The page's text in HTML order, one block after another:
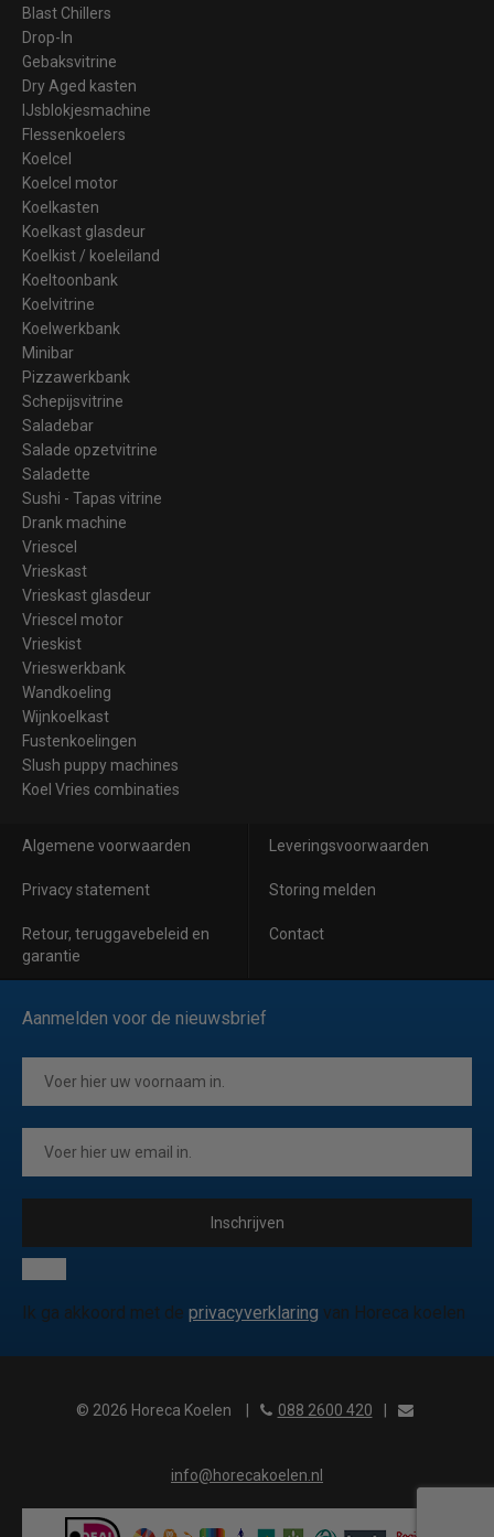
Blast Chillers
Drop-In
Gebaksvitrine
Dry Aged kasten
IJsblokjesmachine
Flessenkoelers
Koelcel
Koelcel motor
Koelkasten
Koelkast glasdeur
Koelkist / koeleiland
Koeltoonbank
Koelvitrine
Koelwerkbank
Minibar
Pizzawerkbank
Schepijsvitrine
Saladebar
Salade opzetvitrine
Saladette
Sushi - Tapas vitrine
Drank machine
Vriescel
Vrieskast
Vrieskast glasdeur
Vriescel motor
Vrieskist
Vrieswerkbank
Wandkoeling
Wijnkoelkast
Fustenkoelingen
Slush puppy machines
Koel Vries combinaties
Algemene voorwaarden Leveringsvoorwaarden
Privacy statement Storing melden
Retour, teruggavebeleid en
garantie
Contact
Aanmelden voor de nieuwsbrief
Inschrijven
Ik ga akkoord met de privacyverklaring van Horeca koelen
© 2026 Horeca Koelen 088 2600 420
info@horecakoelen.nl